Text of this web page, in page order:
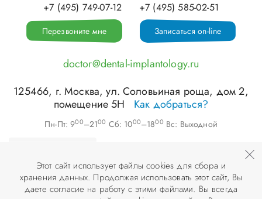
+7 (495) 749-07-12 +7 (495) 585-02-51
Перезвоните мне Записаться on-line
doctor@dental-implantology.ru
125466, г.Москва,ул. Соловьиная роща, дом 2,
помещение 5Н
Как добраться?
Пн-Пт: 900–2100 Сб: 1000–1800 Вс: Выходной
©ООО «АПЕКС-Д», 2026
Этот сайт использует файлы cookies для сбора и
хранения данных. Продолжая использовать этот сайт, Вы
даете согласие на работу с этими файлами. Вы всегда